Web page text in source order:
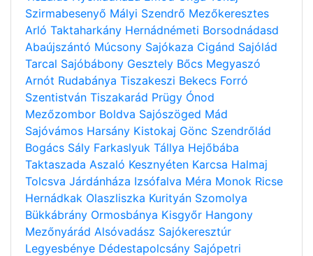
Szirmabesenyő Mályi Szendrő Mezőkeresztes
Arló Taktaharkány Hernádnémeti Borsodnádasd
Abaújszántó Múcsony Sajókaza Cigánd Sajólád
Tarcal Sajóbábony Gesztely Bőcs Megyaszó
Arnót Rudabánya Tiszakeszi Bekecs Forró
Szentistván Tiszakarád Prügy Ónod
Mezőzombor Boldva Sajószöged Mád
Sajóvámos Harsány Kistokaj Gönc Szendrőlád
Bogács Sály Farkaslyuk Tállya Hejőbába
Taktaszada Aszaló Kesznyéten Karcsa Halmaj
Tolcsva Járdánháza Izsófalva Méra Monok Ricse
Hernádkak Olaszliszka Kurityán Szomolya
Bükkábrány Ormosbánya Kisgyőr Hangony
Mezőnyárád Alsóvadász Sajókeresztúr
Legyesbénye Dédestapolcsány Sajópetri